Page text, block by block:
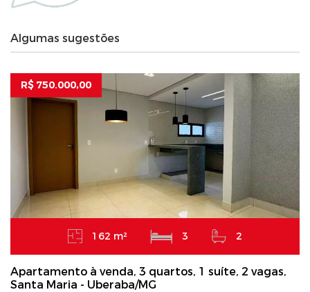
Algumas sugestões
R$ 750.000,00
162 m² 3 2
Apartamento à venda, 3 quartos, 1 suíte, 2 vagas,
Santa Maria - Uberaba/MG